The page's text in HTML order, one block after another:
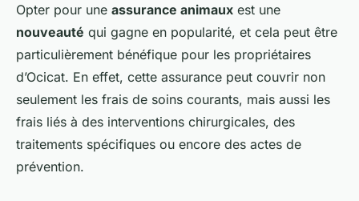
Opter pour une assurance animaux est une
nouveauté qui gagne en popularité, et cela peut être
particulièrement bénéfique pour les propriétaires
d’Ocicat. En effet, cette assurance peut couvrir non
seulement les frais de soins courants, mais aussi les
frais liés à des interventions chirurgicales, des
traitements spécifiques ou encore des actes de
prévention.